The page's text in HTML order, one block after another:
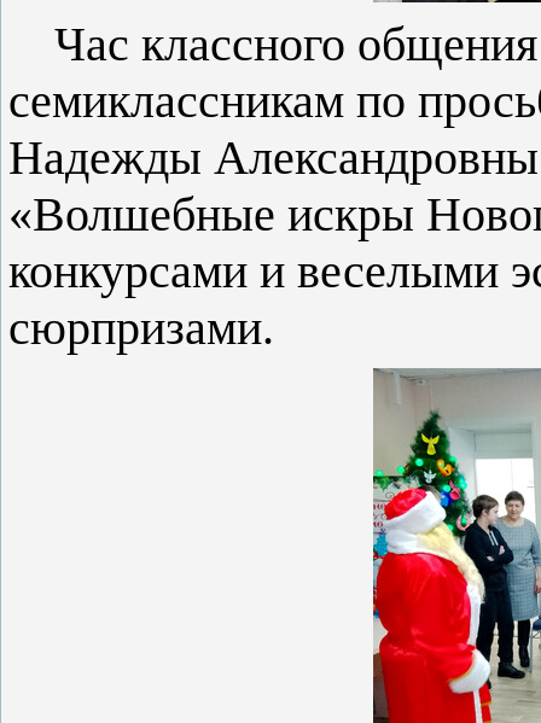
Час классного
семиклассникам по
Надежды
«Волшебные искры
конкурсами и веселыми
сюрпризами.